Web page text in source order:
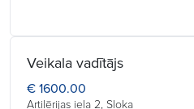
Veikala vadītājs
€ 1600.00
Artilērijas iela 2, Sloka